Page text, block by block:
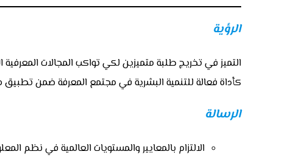
الرؤية
التميز في تخريج طلبة متميزين لكي تواكب المجالات
كأداة فعالة للتنمية البشرية في مجتمع المعرفة ضمن تطبيق
الرسالة
الالتزام بالمعايير والمستويات العالمية في نظم